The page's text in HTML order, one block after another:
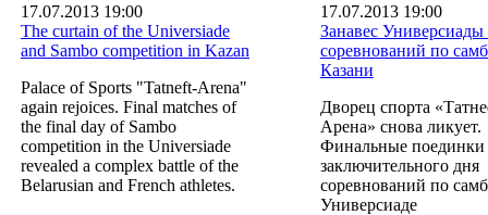
17.07.2013 19:00
The curtain of the Universiade
and Sambo competition in Kazan
Palace of Sports "Tatneft-Arena"
again rejoices. Final matches of
the final day of Sambo
competition in the Universiade
revealed a complex battle of the
Belarusian and French athletes.
17.07.2013 19:00
Занавес Универсиады
соревнований по
Казани
Дворец спорта
Арена» снова ликует.
Финальные поединки
заключительного дня
соревнований по
Универсиаде